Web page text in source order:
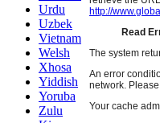
Urdu
Uzbek
Vietnamese
Welsh
Xhosa
Yiddish
Yoruba
Zulu